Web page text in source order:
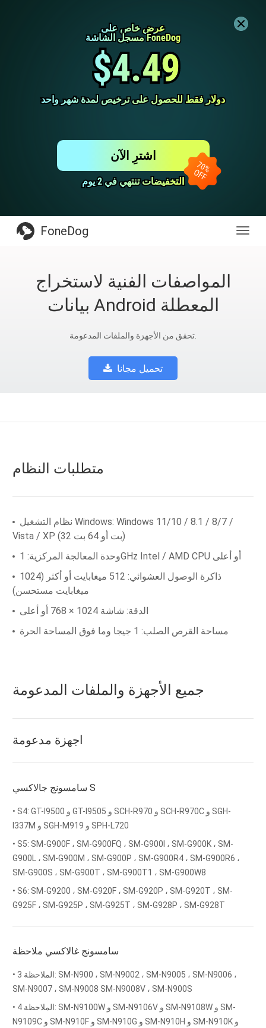
عرض خاص على
عرض خاص على
مسجل الشاشة FoneDog
مسجل الشاشة FoneDog
$4.49
$4.49
دولار فقط للحصول على ترخيص لمدة شهر واحد
دولار فقط للحصول على ترخيص لمدة شهر واحد
التخفيضات تنتهي في 2 يوم
التخفيضات تنتهي في 2 يوم
اشترِ الآن
FoneDog
المواصفات الفنية لاستخراج
بيانات Android المعطلة
تحميل مجانا
متطلبات النظام
نظام التشغيل Windows: Windows 11/10 / 8.1 / 8/7 /
Vista / XP (32 بت أو 64 بت)
وحدة المعالجة المركزية: 1GHz Intel / AMD CPU أو أعلى
ذاكرة الوصول العشوائي: 512 ميغابايت أو أكثر (1024
ميغابايت مستحسن)
الدقة: شاشة 1024 × 768 أو أعلى
مساحة القرص الصلب: 1 جيجا وما فوق المساحة الحرة
جميع الأجهزة والملفات المدعومة
اجهزة مدعومة
سامسونج جالاكسي S
• S4: GT-I9500 و GT-I9505 و SCH-R970 و SCH-R970C و SGH-
I337M و SGH-M919 و SPH-L720
• S5: SM-G900F ، SM-G900FQ ، SM-G900I ، SM-G900K ، SM-
G900L ، SM-G900M ، SM-G900P ، SM-G900R4 ، SM-G900R6 ،
SM-G900S ، SM-G900T ، SM-G900T1 ، SM-G900W8
• S6: SM-G9200 ، SM-G920F ، SM-G920P ، SM-G920T ، SM-
G925F ، SM-G925P ، SM-G925T ، SM-G928P ، SM-G928T
سامسونج غالاكسي ملاحظة
• الملاحظة 3: SM-N900 ، SM-N9002 ، SM-N9005 ، SM-N9006 ،
SM-N9007 ، SM-N9008 SM-N9008V ، SM-N900S
• الملاحظة 4: SM-N9100W و SM-N9106V و SM-N9108W و SM-
N9109C و SM-N910F و SM-N910G و SM-N910H و SM-N910K و